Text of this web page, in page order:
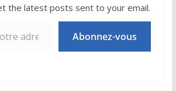
the latest posts sent to your email.
Abonnez-vous